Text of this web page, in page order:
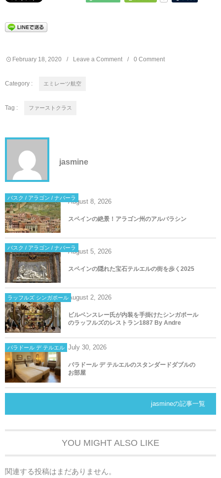
February 18 2020 Leave a Comment 0 Comment
Category : エミレーツ航空
Tag : ファーストクラス
jasmine
バスク / アラゴン / ナバーラAugust 8, 2026
スペインの絶景！アラゴン州のアルバラシン
バスク / アラゴン / ナバーラAugust 5, 2026
スペインの隠れた宝石テルエルの街を歩く2025
ラッフルズ シンガポールAugust 2, 2026
ビルベンスレー氏が内装を手掛けたシンガポール
のラッフルズのレストラン1887 By Andre
パラドール デ テルエル July 30, 2026
パラドール デ テルエルのスタンダードダブルの
お部屋
jasmineの記事一覧
YOU MIGHT ALSO LIKE
関連する投稿はまだありません。